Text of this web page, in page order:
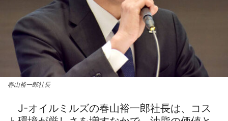
春山裕一郎社長
J-オイルミルズの春山裕一郎社長は、コス